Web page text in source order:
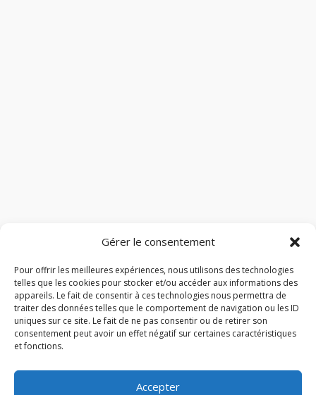
Gérer le consentement
Pour offrir les meilleures expériences, nous utilisons des technologies
telles que les cookies pour stocker et/ou accéder aux informations des
appareils. Le fait de consentir à ces technologies nous permettra de
traiter des données telles que le comportement de navigation ou les ID
uniques sur ce site. Le fait de ne pas consentir ou de retirer son
consentement peut avoir un effet négatif sur certaines caractéristiques
et fonctions.
Accepter